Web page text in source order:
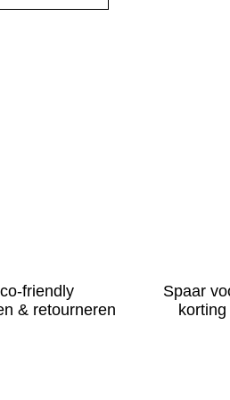
friendly
& retourneren
Spaar
korting